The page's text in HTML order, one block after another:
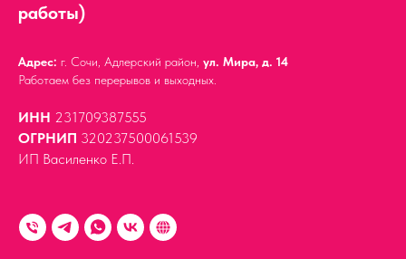
работы)
Адрес: г. Сочи, Адлерский район, ул. Мира, д. 14
Работаем без перерывов и выходных.
ИНН 231709387555
ОГРНИП 320237500061539
ИП Василенко Е.П.